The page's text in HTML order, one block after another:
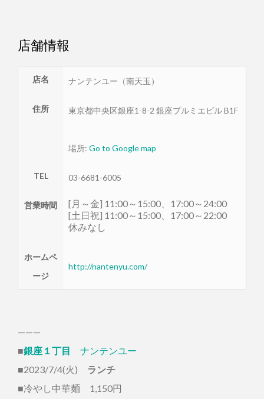
店舗情報
店名 ナンテンユー（南天玉）
住所 東京都中央区銀座1-8-2 銀座プルミエビル B1F
場所: Go to Google map
TEL 03-6681-6005
営業時間
[月～金] 11:00～15:00、17:00～24:00
[土日祝] 11:00～15:00、17:00～22:00
休みなし
ホームペ
ージ
http://nantenyu.com/
———
■銀座１丁目
ナンテンユー
■2023/7/4(火) ランチ
■冷やし中華麺 1,150円